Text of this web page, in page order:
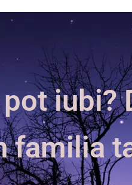
iubi?
familia